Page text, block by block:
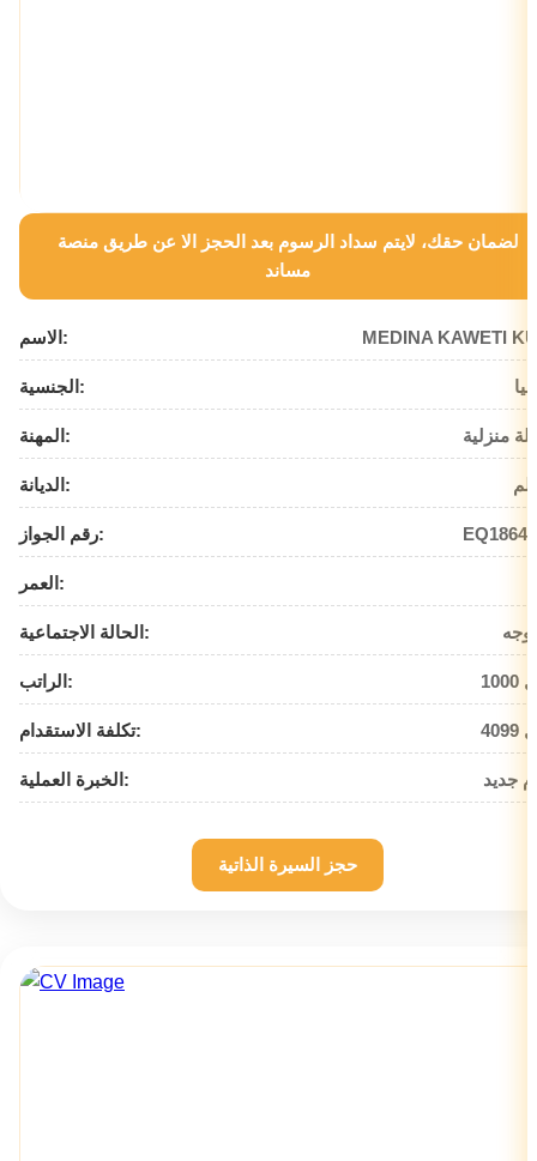
لضمان حقك، لايتم سداد الرسوم بعد الحجز الا عن طريق منصة
مساند
الاسم: MEDINA KAWETI
الجنسية:
المهنة: منزلية
الديانة:
رقم الجواز:
العمر:
الحالة الاجتماعية:
الراتب:
تكلفة الاستقدام:
الخبرة العملية: جديد
حجز السيرة الذاتية